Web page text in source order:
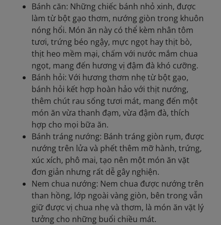
Bánh căn: Những chiếc bánh nhỏ xinh, được
làm từ bột gạo thơm, nướng giòn trong khuôn
nóng hổi. Món ăn này có thể kèm nhân tôm
tươi, trứng béo ngậy, mực ngọt hay thịt bò,
thịt heo mềm mại, chấm với nước mắm chua
ngọt, mang đến hương vị đậm đà khó cưỡng.
Bánh hỏi: Với hương thơm nhẹ từ bột gạo,
bánh hỏi kết hợp hoàn hảo với thịt nướng,
thêm chút rau sống tươi mát, mang đến một
món ăn vừa thanh đạm, vừa đậm đà, thích
hợp cho mọi bữa ăn.
Bánh tráng nướng: Bánh tráng giòn rụm, được
nướng trên lửa và phết thêm mỡ hành, trứng,
xúc xích, phô mai, tạo nên một món ăn vặt
đơn giản nhưng rất dễ gây nghiện.
Nem chua nướng: Nem chua được nướng trên
than hồng, lớp ngoài vàng giòn, bên trong vẫn
giữ được vị chua nhẹ và thơm, là món ăn vặt lý
tưởng cho những buổi chiều mát.